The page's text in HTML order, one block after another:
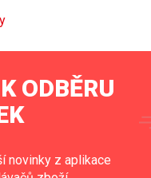
ODBĚRU
novinky z aplikace